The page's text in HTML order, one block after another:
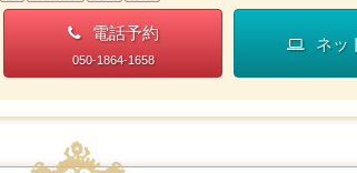
電話予約
050-1864-1658
ネッ